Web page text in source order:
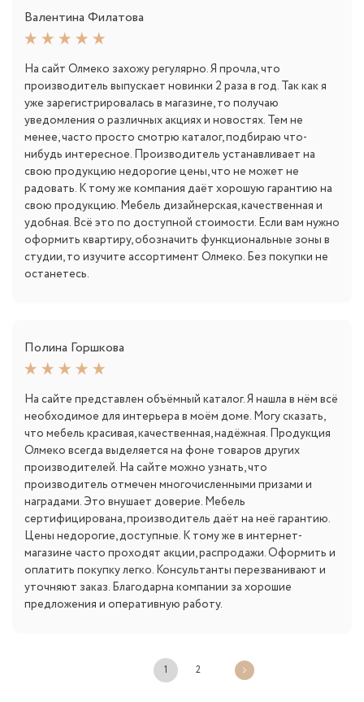
Валентина Филатова
На сайт Олмеко захожу регулярно. Я прочла, что
производитель выпускает новинки 2 раза в год. Так как я
уже зарегистрировалась в магазине, то получаю
уведомления о различных акциях и новостях. Тем не
менее, часто просто смотрю каталог, подбираю что-
нибудь интересное. Производитель устанавливает на
свою продукцию недорогие цены, что не может не
радовать. К тому же компания даёт хорошую гарантию на
свою продукцию. Мебель дизайнерская, качественная и
удобная. Всё это по доступной стоимости. Если вам нужно
оформить квартиру, обозначить функциональные зоны в
студии, то изучите ассортимент Олмеко. Без покупки не
останетесь.
Полина Горшкова
На сайте представлен объёмный каталог. Я нашла в нём всё
необходимое для интерьера в моём доме. Могу сказать,
что мебель красивая, качественная, надёжная. Продукция
Олмеко всегда выделяется на фоне товаров других
производителей. На сайте можно узнать, что
производитель отмечен многочисленными призами и
наградами. Это внушает доверие. Мебель
сертифицирована, производитель даёт на неё гарантию.
Цены недорогие, доступные. К тому же в интернет-
магазине часто проходят акции, распродажи. Оформить и
оплатить покупку легко. Консультанты перезванивают и
уточняют заказ. Благодарна компании за хорошие
предложения и оперативную работу.
1 2